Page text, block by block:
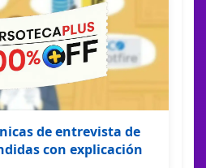
de entrevista de
con explicación